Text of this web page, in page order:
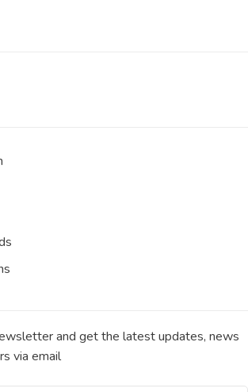
and get the latest updates, news
via email